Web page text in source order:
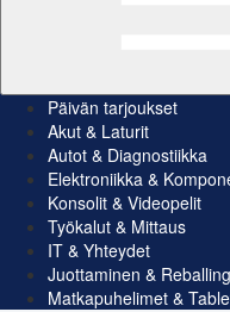
Päivän tarjoukset
Akut & Laturit
Autot & Diagnostiikka
Elektroniikka &
Konsolit & Videopelit
Työkalut & Mittaus
IT & Yhteydet
Juottaminen & Reballing
Matkapuhelimet &